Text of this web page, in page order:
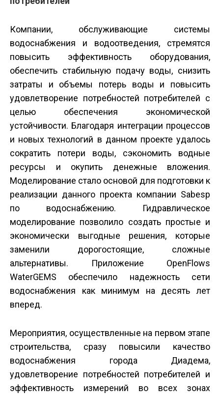
Компании, обслуживающие системы
водоснабжения и водоотведения, стремятся
повысить эффективность оборудования,
обеспечить стабильную подачу воды, снизить
затраты и объемы потерь воды и повысить
удовлетворение потребностей потребителей с
целью обеспечения экономической
устойчивости. Благодаря интеграции процессов
и новых технологий в данном проекте удалось
сократить потери воды, сэкономить водные
ресурсы и окупить денежные вложения.
Моделирование стало основой для подготовки к
реализации данного проекта компании Sabesp
по водоснабжению. Гидравлическое
моделирование позволило создать простые и
экономически выгодные решения, которые
заменили дорогостоящие, сложные
альтернативы. Приложение OpenFlows
WaterGEMS обеспечило надежность сети
водоснабжения как минимум на десять лет
вперед.
Мероприятия, осуществленные на первом этапе
строительства, сразу повысили качество
водоснабжения города Диадема,
удовлетворение потребностей потребителей и
эффективность измерений во всех зонах